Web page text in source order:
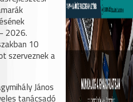
2026.
10
szerveznek a
János
tanácsadó